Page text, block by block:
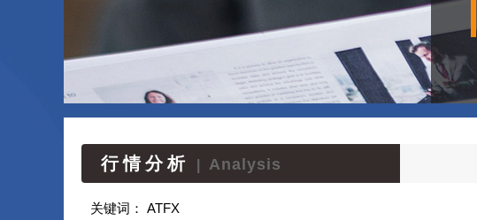
行情分析 Analysis
关键词： ATFX